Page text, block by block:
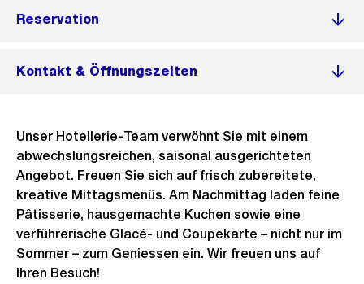
Reservation
Kontakt & Öffnungszeiten
Unser Hotellerie-Team verwöhnt Sie mit einem
abwechslungsreichen, saisonal ausgerichteten
Angebot. Freuen Sie sich auf frisch zubereitete,
kreative Mittagsmenüs. Am Nachmittag laden feine
Pâtisserie, hausgemachte Kuchen sowie eine
verführerische Glacé- und Coupekarte – nicht nur im
Sommer – zum Geniessen ein. Wir freuen uns auf
Ihren Besuch!